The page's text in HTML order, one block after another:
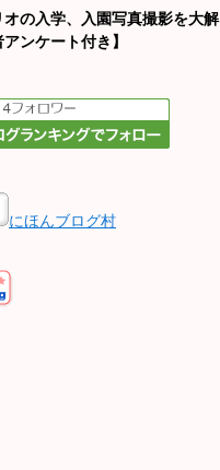
の入学、入園写真撮影を大解
ンケート付き】
にほんブログ村